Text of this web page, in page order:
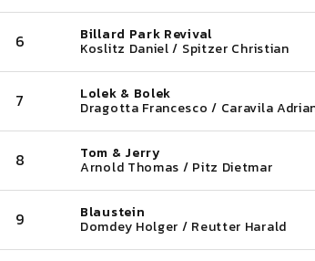
6 Billard Park Revival
Koslitz Daniel / Spitzer Christian
7 Lolek & Bolek
Dragotta Francesco / Caravila
8 Tom & Jerry
Arnold Thomas / Pitz Dietmar
9 Blaustein
Domdey Holger / Reutter Harald